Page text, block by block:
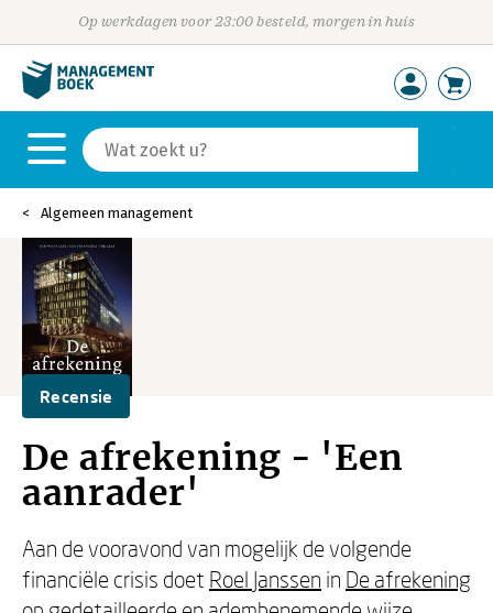
Op werkdagen voor 23:00 besteld, morgen in huis
Algemeen management
Recensie
De afrekening - 'Een
aanrader'
Aan de vooravond van mogelijk de volgende
financiële crisis doet Roel Janssen in De afrekening